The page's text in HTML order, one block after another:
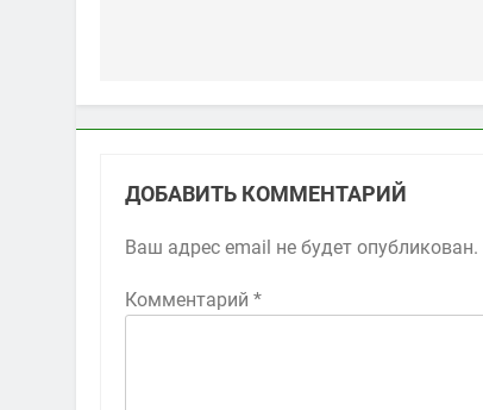
ДОБАВИТЬ КОММЕНТАРИЙ
Ваш адрес email не будет опубликован.
Комментарий *